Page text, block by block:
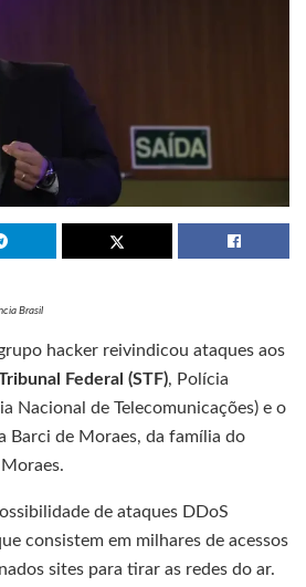
Brasil
hacker reivindicou ataques aos
Federal (STF), Polícia
Nacional de Telecomunicações) e o
Barci de Moraes, da família do
de ataques DDoS
consistem em milhares de acessos
sites para tirar as redes do ar.